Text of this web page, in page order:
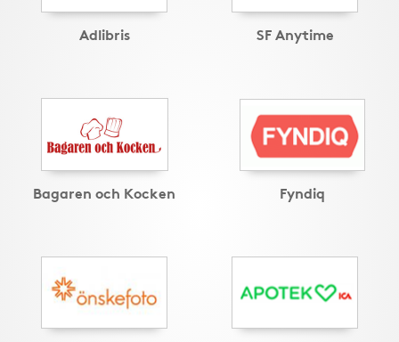
Adlibris SF Anytime
Bagaren och Kocken Fyndiq